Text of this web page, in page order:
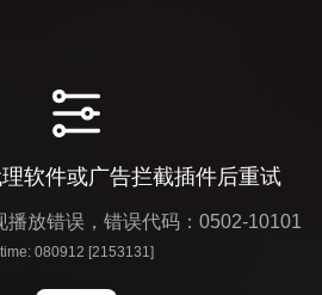
软件或广告拦截插件后重试
播放错误，错误代码：0502-10101
time: 080912 [2153131]